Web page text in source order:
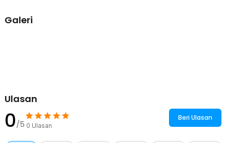
Kelengkapan Produk
Galeri
Ulasan
0/5 0 Ulasan
Beri Ulasan